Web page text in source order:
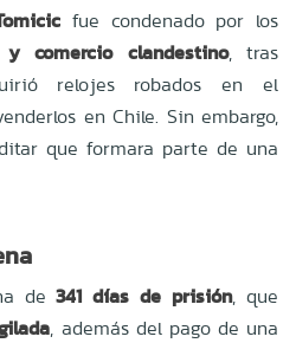
fue condenado por los
y comercio clandestino, tras
relojes robados en el
en Chile. Sin embargo,
que formara parte de una
de341 días de prisión, que
, además del pago de una